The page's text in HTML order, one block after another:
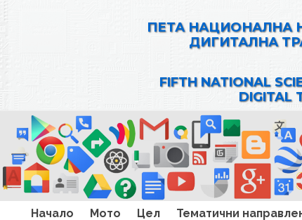
ПЕТА НАЦИОНАЛНА
ДИГИТАЛНА
FIFTH NATIONAL
DIGITAL
Начало Мото Цел Тематични